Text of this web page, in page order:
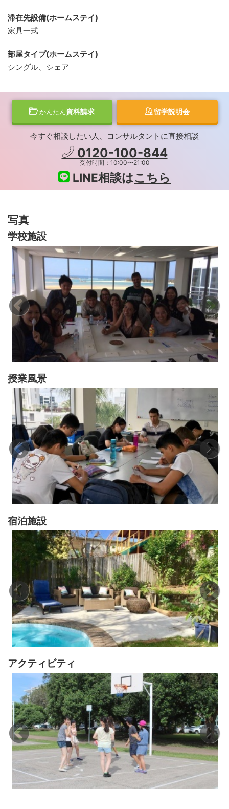
滞在先設備(ホームステイ)
家具一式
部屋タイプ(ホームステイ)
シングル、シェア
かんたん資料請求 留学説明会
今すぐ相談したい人、コンサルタントに直接相談
0120-100-844
受付時間：10:00〜21:00
LINE相談はこちら
写真
学校施設
授業風景
宿泊施設
アクティビティ